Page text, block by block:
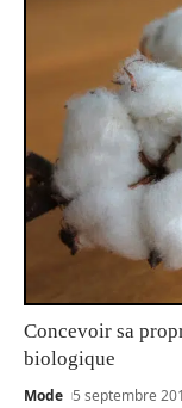
Concevoir sa
biologique
Mode 5 septembre